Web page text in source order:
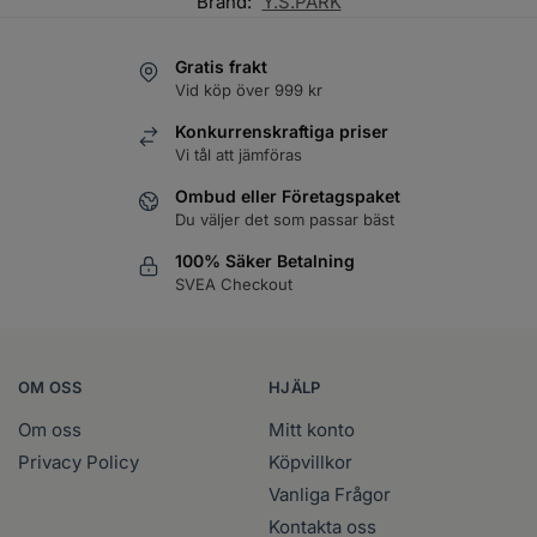
Gratis frakt
Vid köp över 999 kr
Konkurrenskraftiga priser
Vi tål att jämföras
Ombud eller Företagspaket
Du väljer det som passar bäst
100% Säker Betalning
SVEA Checkout
OM OSS
Om oss
Privacy Policy
HJÄLP
Mitt konto
Köpvillkor
Vanliga Frågor
Kontakta oss